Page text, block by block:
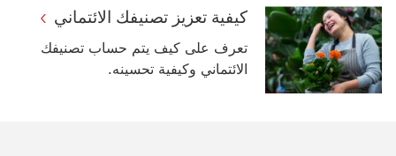
كيفية تعزيز تصنيفك الائتماني
تعرف على كيف يتم حساب تصنيفك
الائتماني وكيفية تحسينه.